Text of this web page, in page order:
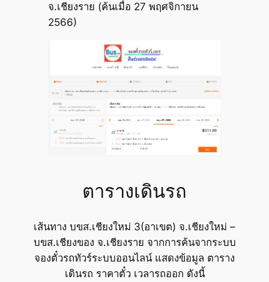
จ.เชียงราย (ค้นเมื่อ 27 พฤศจิกายน
2566)
ตารางเดินรถ
เส้นทาง บขส.เชียงใหม่ 3(อาเขต) จ.เชียงใหม่ –
บขส.เชียงของ จ.เชียงราย จากการค้นจากระบบ
จองตั๋วรถทัวร์ระบบออนไลน์ แสดงข้อมูล ตาราง
เดินรถ ราคาตั๋ว เวลารถออก ดังนี้